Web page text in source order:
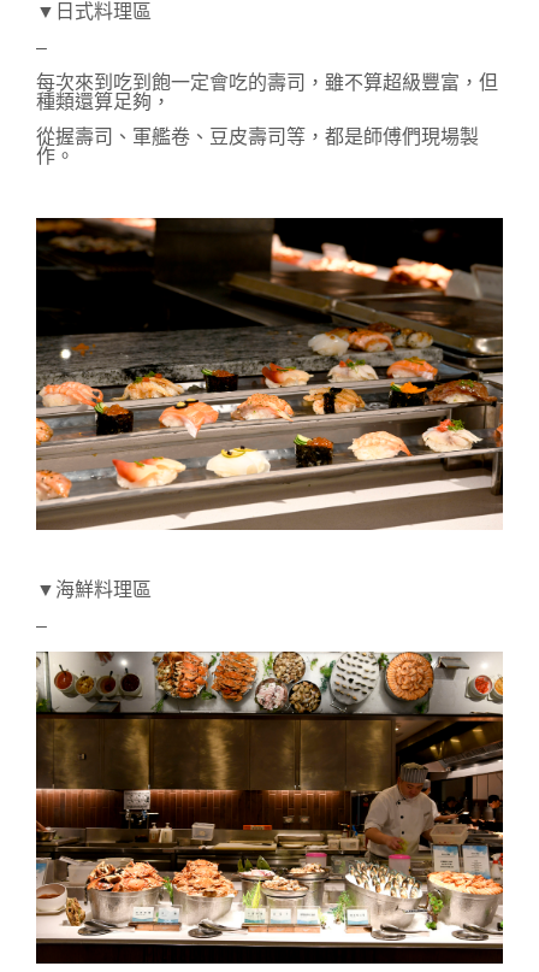
▼日式料理區
–
每次來到吃到飽一定會吃的壽司，雖不算超級豐富，但
種類還算足夠，
從握壽司、軍艦卷、豆皮壽司等，都是師傅們現場製
作。
▼海鮮料理區
–